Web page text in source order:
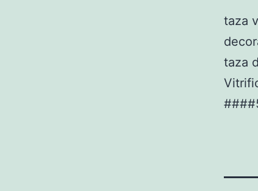
taza
taza